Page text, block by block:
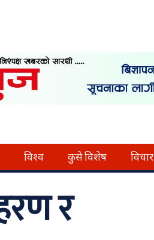
विश्व कुसे विशेष विचार
र